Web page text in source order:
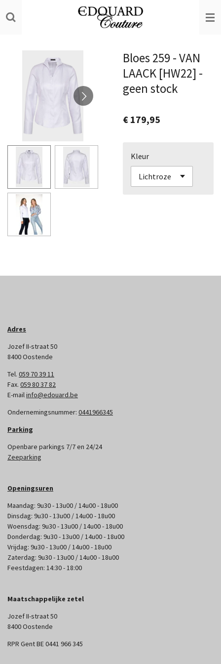
direct
hoofdinhoud
Bloes 259 - VAN
LAACK [HW22] -
geen stock
€ 179,95
Kleur
Adres
Jozef II-straat 50
8400 Oostende
Tel. 059 70 39 11
Fax. 059 80 37 82
E-mailinfo@edouard.be
Ondernemingsnummer: 0441966345
Parking
Openbare parkings 7/7 en 24/24
Zeeparking
Openingsuren
Maandag: 9u30 - 13u00 / 14u00 - 18u00
Dinsdag: 9u30 - 13u00 / 14u00 - 18u00
Woensdag: 9u30 - 13u00 / 14u00 - 18u00
Donderdag: 9u30 - 13u00 / 14u00 - 18u00
Vrijdag: 9u30 - 13u00 / 14u00 - 18u00
Zaterdag: 9u30 - 13u00 / 14u00 - 18u00
Feestdagen: 14:30 - 18:00
Maatschappelijke zetel
Jozef II-straat 50
8400 Oostende
RPR Gent BE 0441 966 345